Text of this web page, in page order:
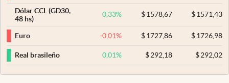
Dólar CCL (GD30,
48 hs)
0,33% $ 1578,67 $1571,43
Euro -0,01% $ 1727,86 $1726,98
Real brasileño 0,01% $ 292,18 $292,02